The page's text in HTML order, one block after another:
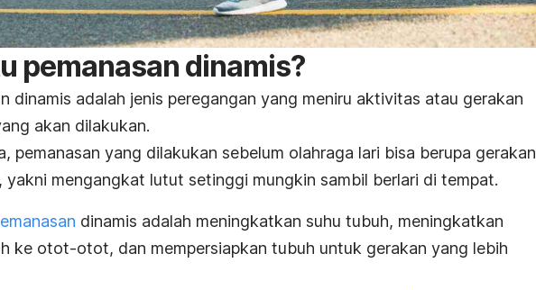
pemanasan dinamis?
dinamis adalah jenis peregangan yang meniru aktivitas atau gerakan
akan dilakukan.
pemanasan yang dilakukan sebelum olahraga lari bisa berupa gerakan
yakni mengangkat lutut setinggi mungkin sambil berlari di tempat.
dinamis adalah meningkatkan suhu tubuh, meningkatkan
ke otot-otot, dan mempersiapkan tubuh untuk gerakan yang lebih